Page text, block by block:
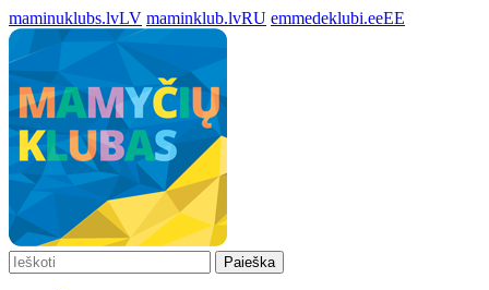
maminuklubs.lvLV maminklub.lvRU emmedeklubi.eeEE
Paieška